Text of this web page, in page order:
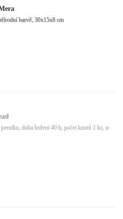
barvě, 30x15x8 cm
doba hoření 40 h, počet knotů 1 ks, ø